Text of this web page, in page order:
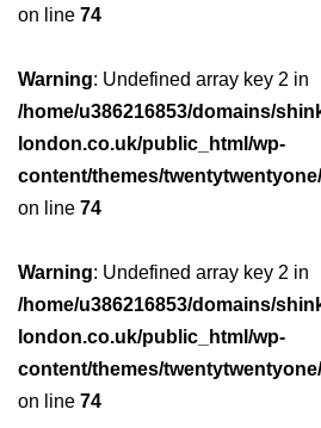
on line 74
Warning: Undefined array key 2 in
/home/u386216853/domains/
london.co.uk/public_html/wp-
content/themes/
on line 74
Warning: Undefined array key 2 in
/home/u386216853/domains/
london.co.uk/public_html/wp-
content/themes/
on line 74